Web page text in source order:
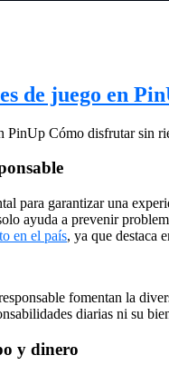
de juego en
PinUp Cómo disfrutar sin
para garantizar una
ayuda a prevenir
en el país, ya que destaca
fomentan la
diarias ni su
y dinero